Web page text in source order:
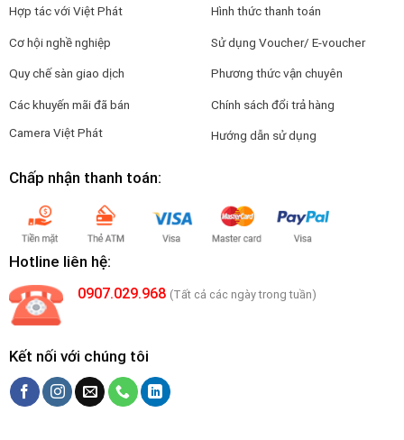
Hợp tác với Việt Phát
Cơ hội nghề nghiệp
Quy chế sàn giao dịch
Các khuyến mãi đã bán
Camera Việt Phát
Hình thức thanh toán
Sử dụng Voucher/ E-voucher
Phương thức vận chuyên
Chính sách đổi trả hàng
Hướng dẫn sử dụng
Chấp nhận thanh toán:
Hotline liên hệ:
0907.029.968 (Tất cả các ngày trong tuần)
Kết nối với chúng tôi